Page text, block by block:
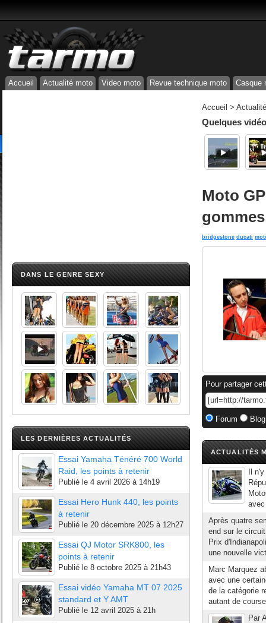
Accueil Actualité moto Video moto Revue technique moto Casque
DANS LE GENRE SEXY
LES DERNIÈRES ACTUALITÉS
Essai Yamaha Ténéré 700 World
Raid, les points à retenir
Publié le 4 avril 2026 à 14h19
Essai Hero Hunk 440, les points
à retenir
Publié le 20 décembre 2025 à 12h27
Essai QJ Motor SRK800, les
points à retenir
Publié le 8 octobre 2025 à 21h43
Essai vidéo Yamaha MT 07 2025
standard et Y AMT
Publié le 12 avril 2025 à 21h
Accueil >
Quelques
Moto
bridgestone ducati
Pour partager
Forum
ACTUALITÉS
Il
Après quatre
end sur le
Prix
une nouvelle
Marc Marquez
avec une
de la catégorie
autant de
Par